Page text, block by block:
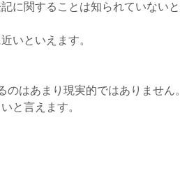
に関することは知られていないと
いといえます。
はあまり現実的ではありません。
と言えます。